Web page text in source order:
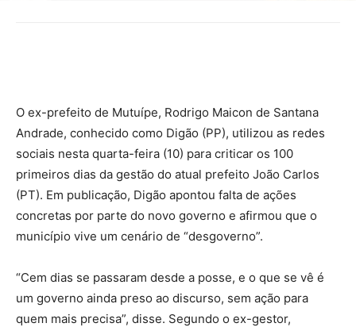
O ex-prefeito de Mutuípe, Rodrigo Maicon de Santana
Andrade, conhecido como Digão (PP), utilizou as redes
sociais nesta quarta-feira (10) para criticar os 100
primeiros dias da gestão do atual prefeito João Carlos
(PT). Em publicação, Digão apontou falta de ações
concretas por parte do novo governo e afirmou que o
município vive um cenário de “desgoverno”.
“Cem dias se passaram desde a posse, e o que se vê é
um governo ainda preso ao discurso, sem ação para
quem mais precisa”, disse. Segundo o ex-gestor,